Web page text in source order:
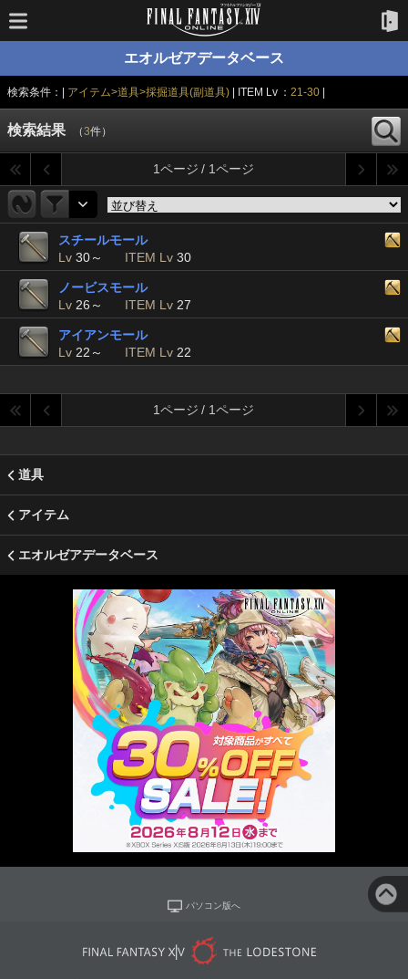
エオルゼアデータベース
検索条件：| アイテム>道具>採掘道具(副道具) | ITEM Lv ：21-30
検索結果 （3件）
1ページ / 1ページ
スチールモール
Lv 30～ ITEM Lv 30
ノービスモール
Lv 26～ ITEM Lv 27
アイアンモール
Lv 22～ ITEM Lv 22
1ページ / 1ページ
道具
アイテム
エオルゼアデータベース
パソコン版へ